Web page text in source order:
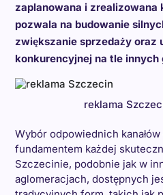
zaplanowana i zrealizowana
pozwala na budowanie
zwiększanie sprzedaży oraz
konkurencyjnej na tle
reklama
Wybór odpowiednich
fundamentem każdej
Szczecinie, podobnie jak w
aglomeracjach, dostępnych